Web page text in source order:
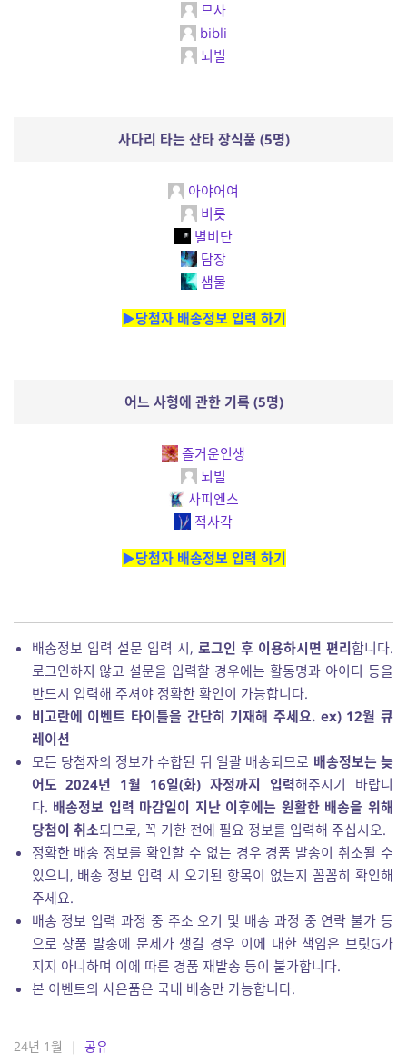
므사
bibli
뇌빌
사다리 타는 산타 장식품 (5명)
아야어여
비롯
별비단
담장
샘물
▶당첨자 배송정보 입력 하기
어느 사형에 관한 기록 (5명)
즐거운인생
뇌빌
사피엔스
적사각
▶당첨자 배송정보 입력 하기
배송정보 입력 설문 입력 시, 로그인 후 이용하시면 편리합니다.
로그인하지 않고 설문을 입력할 경우에는 활동명과 아이디 등을
반드시 입력해 주셔야 정확한 확인이 가능합니다.
비고란에 이벤트 타이틀을 간단히 기재해 주세요. ex) 12월 큐
레이션
모든 당첨자의 정보가 수합된 뒤 일괄 배송되므로 배송정보는 늦
어도 2024년 1월 16일(화) 자정까지 입력해주시기 바랍니
다. 배송정보 입력 마감일이 지난 이후에는 원활한 배송을 위해
당첨이 취소되므로, 꼭 기한 전에 필요 정보를 입력해 주십시오.
정확한 배송 정보를 확인할 수 없는 경우 경품 발송이 취소될 수
있으니, 배송 정보 입력 시 오기된 항목이 없는지 꼼꼼히 확인해
주세요.
배송 정보 입력 과정 중 주소 오기 및 배송 과정 중 연락 불가 등
으로 상품 발송에 문제가 생길 경우 이에 대한 책임은 브릿G가
지지 아니하며 이에 따른 경품 재발송 등이 불가합니다.
본 이벤트의 사은품은 국내 배송만 가능합니다.
24년 1월 | 공유